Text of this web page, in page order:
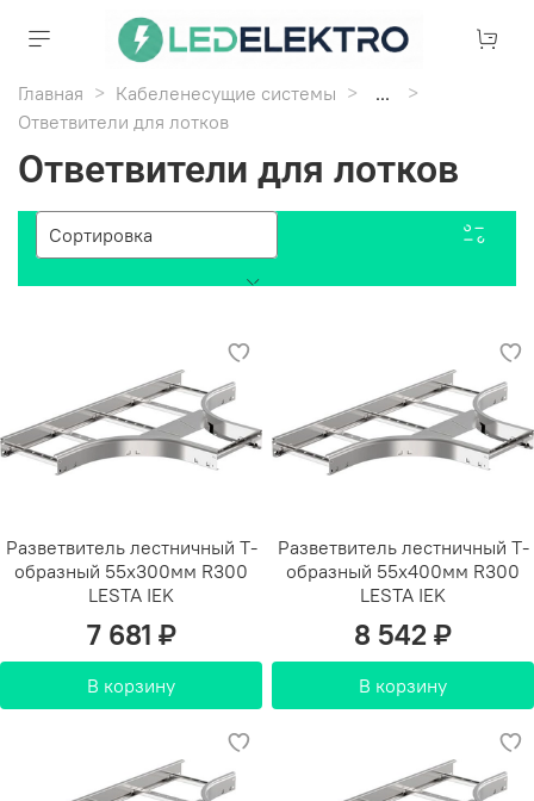
Главная Кабеленесущие системы
...
Ответвители для лотков
Ответвители для лотков
Разветвитель лестничный Т-
образный 55х300мм R300
LESTA IEK
7 681 ₽
В корзину
Разветвитель лестничный Т-
образный 55х400мм R300
LESTA IEK
8 542 ₽
В корзину